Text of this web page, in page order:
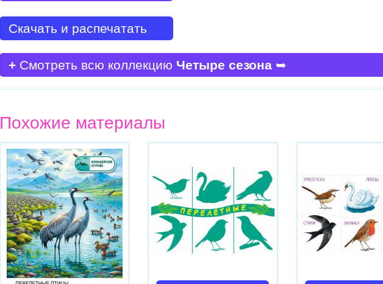
Скачать и распечатать
+ Смотреть всю коллекцию Четыре сезона ➥
Похожие материалы